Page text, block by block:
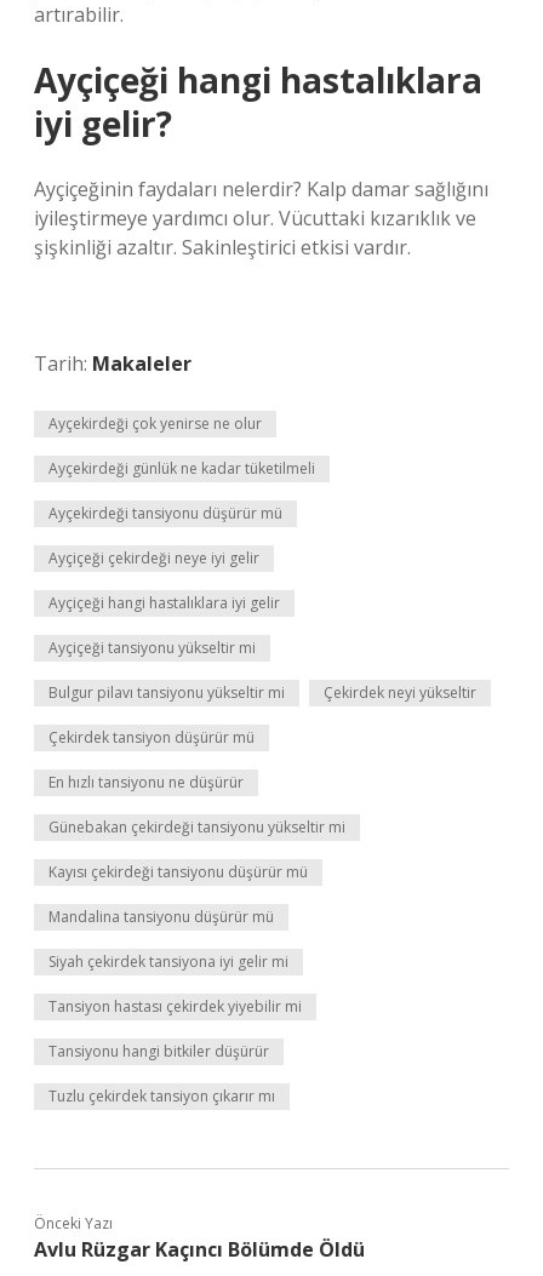
artırabilir.
Ayçiçeği hangi hastalıklara
iyi gelir?
Ayçiçeğinin faydaları nelerdir? Kalp damar sağlığını
iyileştirmeye yardımcı olur. Vücuttaki kızarıklık ve
şişkinliği azaltır. Sakinleştirici etkisi vardır.
Tarih: Makaleler
Ayçekirdeği çok yenirse ne olur
Ayçekirdeği günlük ne kadar tüketilmeli
Ayçekirdeği tansiyonu düşürür mü
Ayçiçeği çekirdeği neye iyi gelir
Ayçiçeği hangi hastalıklara iyi gelir
Ayçiçeği tansiyonu yükseltir mi
Bulgur pilavı tansiyonu yükseltir mi Çekirdek neyi yükseltir
Çekirdek tansiyon düşürür mü
En hızlı tansiyonu ne düşürür
Günebakan çekirdeği tansiyonu yükseltir mi
Kayısı çekirdeği tansiyonu düşürür mü
Mandalina tansiyonu düşürür mü
Siyah çekirdek tansiyona iyi gelir mi
Tansiyon hastası çekirdek yiyebilir mi
Tansiyonu hangi bitkiler düşürür
Tuzlu çekirdek tansiyon çıkarır mı
Önceki Yazı
Avlu Rüzgar Kaçıncı Bölümde Öldü